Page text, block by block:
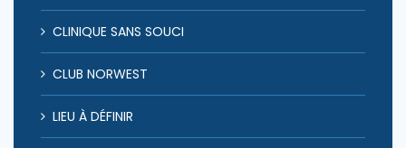
CLINIQUE SANS SOUCI
CLUB NORWEST
LIEU À DÉFINIR